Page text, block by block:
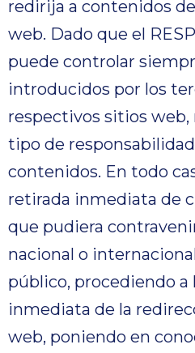
redirija a contenidos
web. Dado que el
puede controlar
introducidos por los
respectivos sitios
tipo de
contenidos. En todo
retirada inmediata de
que pudiera
nacional o
público, procediendo a
inmediata de la
web, poniendo en